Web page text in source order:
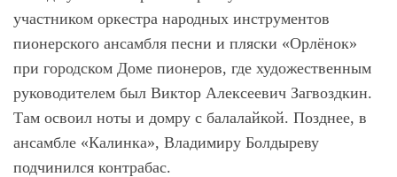
участником оркестра народных инструментов
пионерского ансамбля песни и пляски «Орлёнок»
при городском Доме пионеров, где художественным
руководителем был Виктор Алексеевич Загвоздкин.
Там освоил ноты и домру с балалайкой. Позднее, в
ансамбле «Калинка», Владимиру Болдыреву
подчинился контрабас.